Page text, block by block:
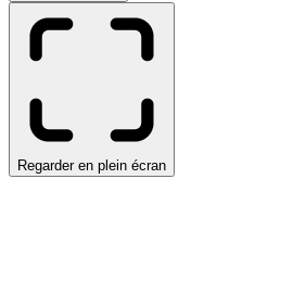
Regarder en plein écran